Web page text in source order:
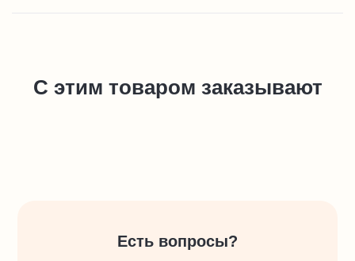
С этим товаром заказывают
Есть вопросы?